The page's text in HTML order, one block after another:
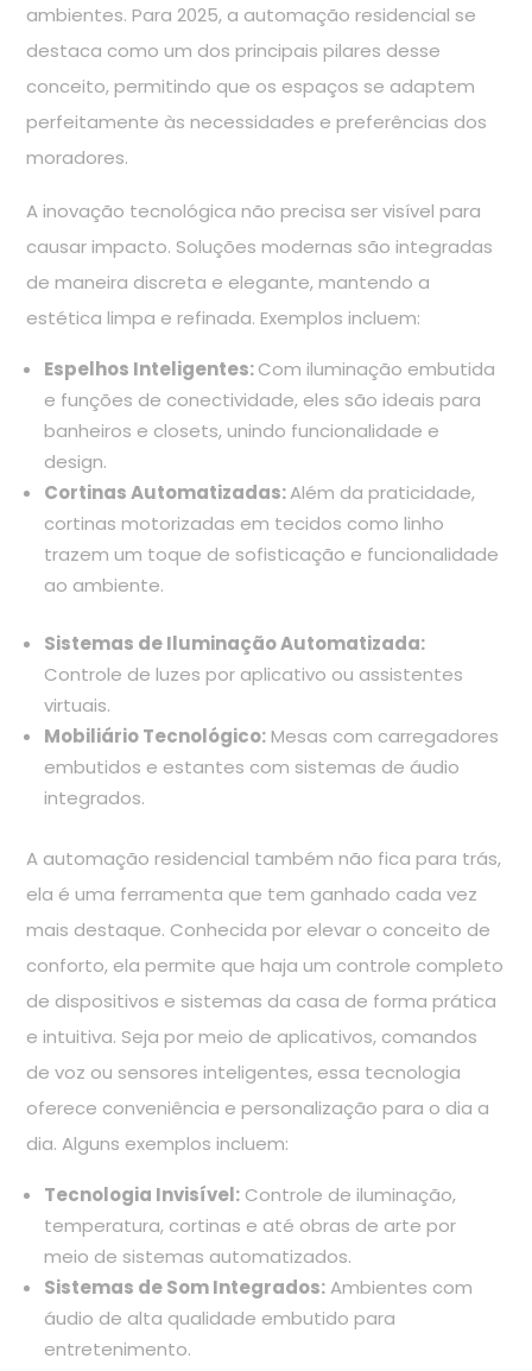
ambientes. Para 2025, a automação residencial se
destaca como um dos principais pilares desse
conceito, permitindo que os espaços se adaptem
perfeitamente às necessidades e preferências dos
moradores.
A inovação tecnológica não precisa ser visível para
causar impacto. Soluções modernas são integradas
de maneira discreta e elegante, mantendo a
estética limpa e refinada. Exemplos incluem:
Espelhos Inteligentes:Com iluminação embutida
e funções de conectividade, eles são ideais para
banheiros e closets, unindo funcionalidade e
design.
Cortinas Automatizadas:Além da praticidade,
cortinas motorizadas em tecidos como linho
trazem um toque de sofisticação e funcionalidade
ao ambiente.
Sistemas de Iluminação Automatizada:
Controle de luzes por aplicativo ou assistentes
virtuais.
Mobiliário Tecnológico:Mesas com carregadores
embutidos e estantes com sistemas de áudio
integrados.
A automação residencial também não fica para trás,
ela é uma ferramenta que tem ganhado cada vez
mais destaque. Conhecida por elevar o conceito de
conforto, ela permite que haja um controle completo
de dispositivos e sistemas da casa de forma prática
e intuitiva. Seja por meio de aplicativos, comandos
de voz ou sensores inteligentes, essa tecnologia
oferece conveniência e personalização para o dia a
dia. Alguns exemplos incluem:
Tecnologia Invisível: Controle de iluminação,
temperatura, cortinas e até obras de arte por
meio de sistemas automatizados.
Sistemas de Som Integrados:Ambientes com
áudio de alta qualidade embutido para
entretenimento.